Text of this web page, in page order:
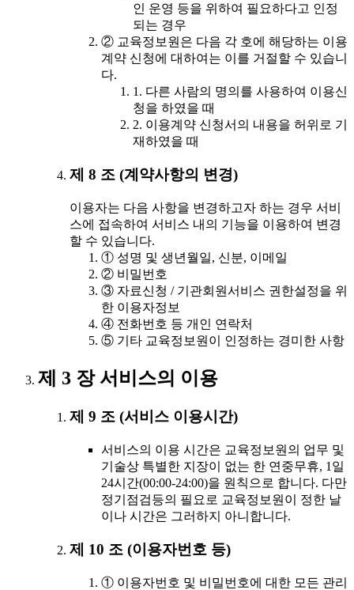
인 운영 등을 위하여 필요하다고 인정
되는 경우
② 교육정보원은 다음 각 호에 해당하는 이용
계약 신청에 대하여는 이를 거절할 수 있습니
다.
1. 다른 사람의 명의를 사용하여 이용신
청을 하였을 때
2. 이용계약 신청서의 내용을 허위로 기
재하였을 때
제 8 조 (계약사항의 변경)
이용자는 다음 사항을 변경하고자 하는 경우 서비
스에 접속하여 서비스 내의 기능을 이용하여 변경
할 수 있습니다.
① 성명 및 생년월일, 신분, 이메일
② 비밀번호
③ 자료신청 / 기관회원서비스 권한설정을 위
한 이용자정보
④ 전화번호 등 개인 연락처
⑤ 기타 교육정보원이 인정하는 경미한 사항
제 3 장 서비스의 이용
제 9 조 (서비스 이용시간)
서비스의 이용 시간은 교육정보원의 업무 및
기술상 특별한 지장이 없는 한 연중무휴, 1일
24시간(00:00-24:00)을 원칙으로 합니다. 다만
정기점검등의 필요로 교육정보원이 정한 날
이나 시간은 그러하지 아니합니다.
제 10 조 (이용자번호 등)
① 이용자번호 및 비밀번호에 대한 모든 관리